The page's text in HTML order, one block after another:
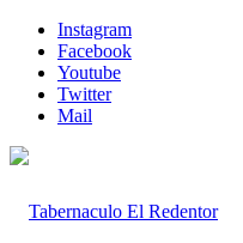
Instagram
Facebook
Youtube
Twitter
Mail